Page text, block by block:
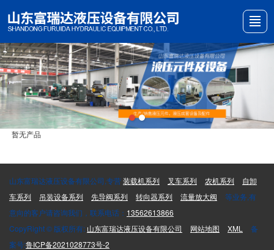
首页 关于我们 产品展示 新闻动态 生产工艺 公司实景 留言反馈
暂无产品
山东富瑞达液压设备有限公司,专营装载机系列 叉车系列 农机系列
自卸
车系列
吊装设备系列 先导阀系列 转向器系列 流量放大阀
等业务,有
意向的客户请咨询我们，联系电话： 13562613866
CopyRight © 版权所有: 山东富瑞达液压设备有限公司 网站地图 XML
备
案号:鲁ICP备2021028773号-2